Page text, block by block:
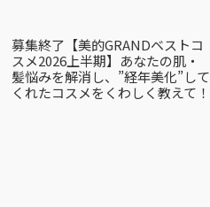
募集終了【美的GRANDベストコ
スメ2026上半期】あなたの肌・
髪悩みを解消し、”経年美化”して
くれたコスメをくわしく教えて！